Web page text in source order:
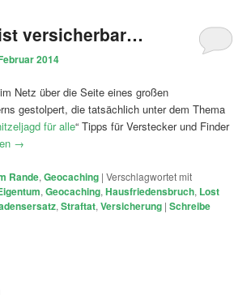
versicherbar…
2014
Netz über die Seite eines großen
gestolpert, die tatsächlich unter dem Thema
für alle“ Tipps für Verstecker und Finder
→
Rande,Geocaching |Verschlagwortet mit
,Geocaching,Hausfriedensbruch, Lost
,Straftat,Versicherung |Schreibe